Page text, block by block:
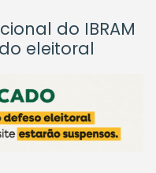
do IBRAM
eleitoral